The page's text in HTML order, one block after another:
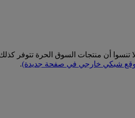
والمغادرة. ولا تنسوا أن منتجات
شبكي خارجي في صفحة جديدة).